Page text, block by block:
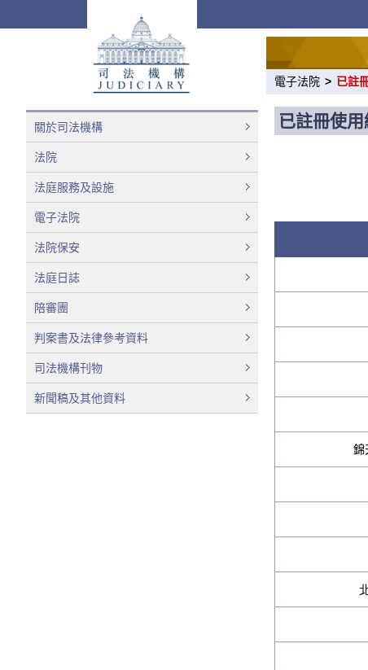
關於司法機構
法院
法庭服務及設施
電子法院
法院保安
法庭日誌
陪審團
判案書及法律參考資料
司法機構刊物
新聞稿及其他資料
電子法院 > 已註
已註冊使
錦